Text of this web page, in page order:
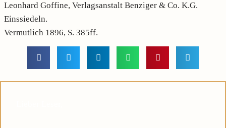
Leonhard Goffine, Verlagsanstalt Benziger & Co. K.G.
Einssiedeln.
Vermutlich 1896, S. 385ff.